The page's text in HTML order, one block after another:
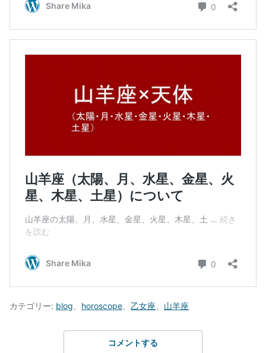
カテゴリー: blog horoscope 乙女座 山羊座
コメントする